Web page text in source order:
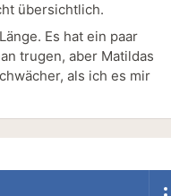
übersichtlich.
Es hat ein paar
trugen, aber Matildas
als ich es mir